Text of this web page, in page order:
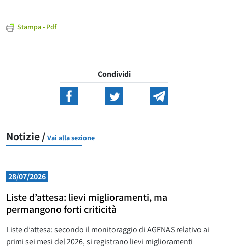
Stampa - Pdf
Condividi
Notizie / Vai alla sezione
28/07/2026
Liste d’attesa: lievi miglioramenti, ma
permangono forti criticità
Liste d’attesa: secondo il monitoraggio di AGENAS relativo ai
primi sei mesi del 2026, si registrano lievi miglioramenti